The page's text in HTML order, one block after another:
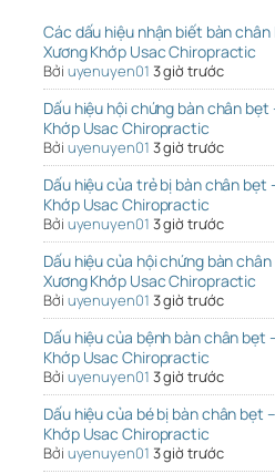
Các dấu hiệu nhận biết bàn chân
Xương Khớp Usac Chiropractic
Bởi uyenuyen01 3 giờ trước
Dấu hiệu hội chứng bàn chân bẹt
Khớp Usac Chiropractic
Bởi uyenuyen01 3 giờ trước
Dấu hiệu của trẻ bị bàn chân bẹt
Khớp Usac Chiropractic
Bởi uyenuyen01 3 giờ trước
Dấu hiệu của hội chứng bàn
Xương Khớp Usac Chiropractic
Bởi uyenuyen01 3 giờ trước
Dấu hiệu của bệnh bàn chân bẹt
Khớp Usac Chiropractic
Bởi uyenuyen01 3 giờ trước
Dấu hiệu của bé bị bàn chân bẹt
Khớp Usac Chiropractic
Bởi uyenuyen01 3 giờ trước